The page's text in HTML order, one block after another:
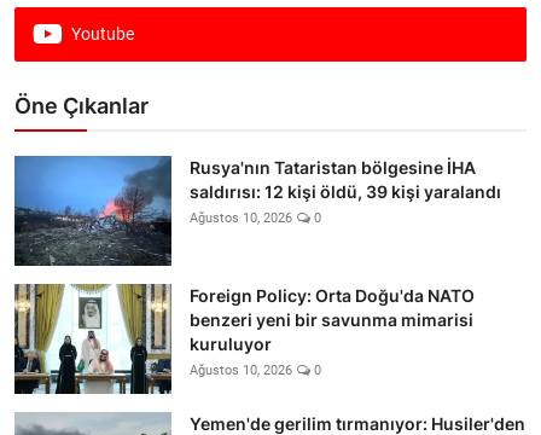
Youtube
Öne Çıkanlar
Rusya'nın Tataristan bölgesine İHA
saldırısı: 12 kişi öldü, 39 kişi yaralandı
Ağustos 10, 2026 0
Foreign Policy: Orta Doğu'da NATO
benzeri yeni bir savunma mimarisi
kuruluyor
Ağustos 10, 2026 0
Yemen'de gerilim tırmanıyor: Husiler'den